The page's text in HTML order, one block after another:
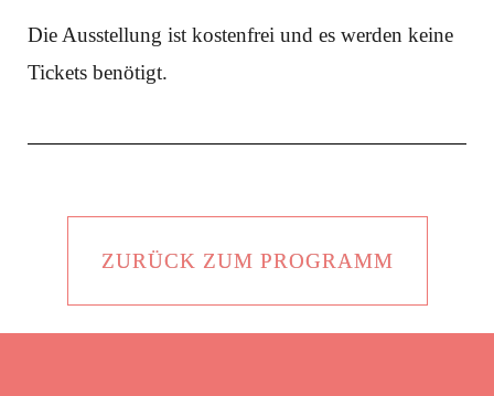
Die Ausstellung ist kostenfrei und es werden keine
Tickets benötigt.
ZURÜCK ZUM PROGRAMM